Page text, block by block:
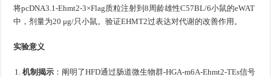
将pcDNA3.1-Ehmt2-3×Flag质粒注射到8周龄雄性C57BL/6小鼠的eWAT
中，剂量为20 μg/只小鼠。验证EHMT2过表达对代谢的改善作用。
实验意义
机制揭示 ：阐明了HFD通过肠道微生物群-HGA-m6A-Ehmt2-TEs信号